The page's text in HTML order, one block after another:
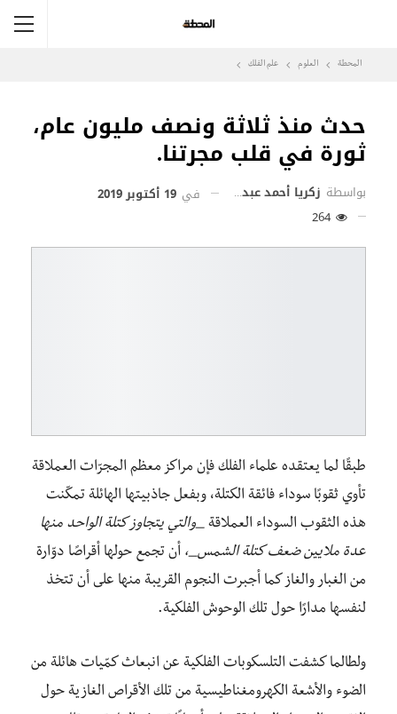
المحطة العلوم علم الفلك
حدث منذ ثلاثة ونصف مليون عام،
ثورة في قلب مجرتنا.
بواسطة زكريا أحمد عبد المطلب في 19 أكتوبر 2019
264
طبقًا لما يعتقده علماء الفلك فإن مراكز معظم المجرّات العملاقة
تأوي ثقوبًا سوداء فائقة الكتلة، وبفعل جاذبيتها الهائلة تمكّنت
هذه الثقوب السوداء العملاقة _والتي يتجاوز كتلة الواحد منها
عدة ملايين ضعف كتلة الشمس_، أن تجمع حولها أقراصًا دوّارة
من الغبار والغاز كما أجبرت النجوم القريبة منها على أن تتخذ
لنفسها مدارًا حول تلك الوحوش الفلكية.
ولطالما كشفت التلسكوبات الفلكية عن انبعاث كمّيات هائلة من
الضوء والأشعة الكهرومغناطيسية من تلك الأقراص الغازية حول